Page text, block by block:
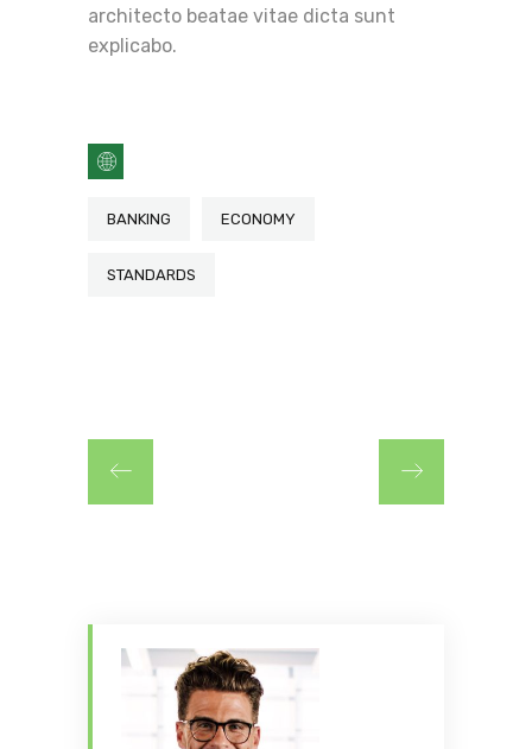
architecto beatae vitae dicta sunt
explicabo.
BANKING ECONOMY
STANDARDS